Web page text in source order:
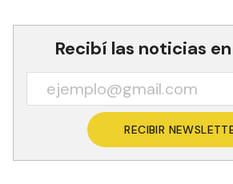
Recibí las noticias
RECIBIR